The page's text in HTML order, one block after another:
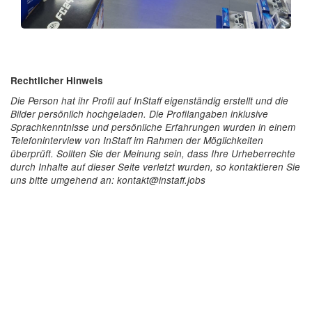
Rechtlicher Hinweis
Die Person hat ihr Profil auf InStaff eigenständig erstellt und die
Bilder persönlich hochgeladen. Die Profilangaben inklusive
Sprachkenntnisse und persönliche Erfahrungen wurden in einem
Telefoninterview von InStaff im Rahmen der Möglichkeiten
überprüft. Sollten Sie der Meinung sein, dass Ihre Urheberrechte
durch Inhalte auf dieser Seite verletzt wurden, so kontaktieren Sie
uns bitte umgehend an: kontakt@instaff.jobs